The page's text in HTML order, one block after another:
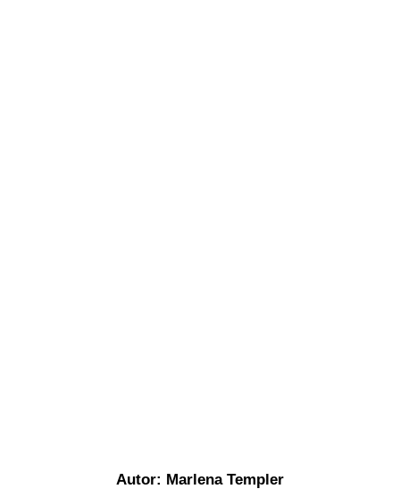
Autor: Marlena Templer